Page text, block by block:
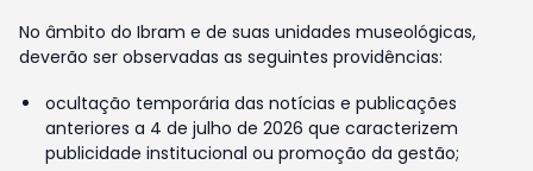
No âmbito do Ibram e de suas unidades museológicas,
deverão ser observadas as seguintes providências:
ocultação temporária das notícias e publicações
anteriores a 4 de julho de 2026 que caracterizem
publicidade institucional ou promoção da gestão;